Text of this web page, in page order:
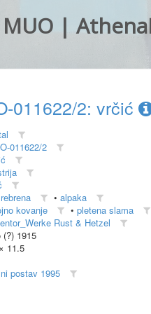
MUO |
011622/2: vrčić
011622/2
• alpaka
kovanje • pletena slama
Rust & Hetzel
(?) 1915
11.5
postav 1995